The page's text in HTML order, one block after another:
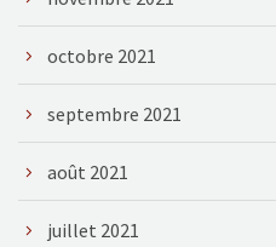
octobre 2021
septembre 2021
août 2021
juillet 2021